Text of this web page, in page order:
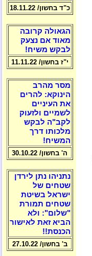
כ"ד בחשון/ 18.11.22
הגאולה קרובה
מאוד אם נצעק
לבקש משיח!
י"ז בחשון/ 11.11.22
מסר מהרב
הינוקא: להרים
את העיניים
לשמיים ולזעוק
לקב"ה לבקש
מלכותו דרך
המשיח!
ה' בחשון/ 30.10.22
נתניהו נתן לירדן
שטחים של
ישראל בשיטת
שטחים תמורת
"שלום": ולא
הביא זאת לאישור
הכנסת!!
ב' בחשון/ 27.10.22